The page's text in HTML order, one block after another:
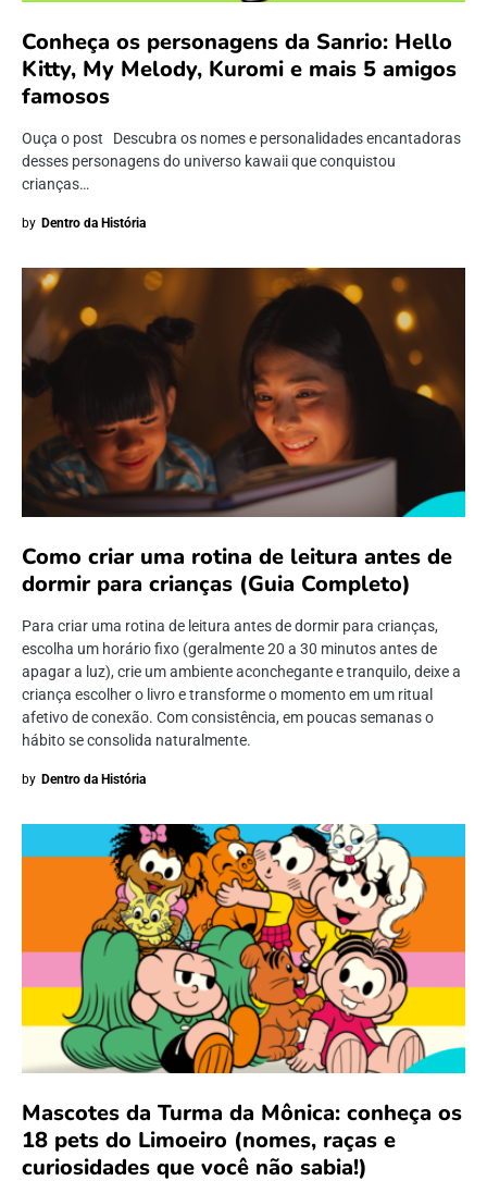
Conheça os personagens da Sanrio: Hello
Kitty, My Melody, Kuromi e mais 5 amigos
famosos
Ouça o post Descubra os nomes e personalidades encantadoras
desses personagens do universo kawaii que conquistou
crianças…
by Dentro da História
Como criar uma rotina de leitura antes de
dormir para crianças (Guia Completo)
Para criar uma rotina de leitura antes de dormir para crianças,
escolha um horário fixo (geralmente 20 a 30 minutos antes de
apagar a luz), crie um ambiente aconchegante e tranquilo, deixe a
criança escolher o livro e transforme o momento em um ritual
afetivo de conexão. Com consistência, em poucas semanas o
hábito se consolida naturalmente.
by Dentro da História
Mascotes da Turma da Mônica: conheça os
18 pets do Limoeiro (nomes, raças e
curiosidades que você não sabia!)